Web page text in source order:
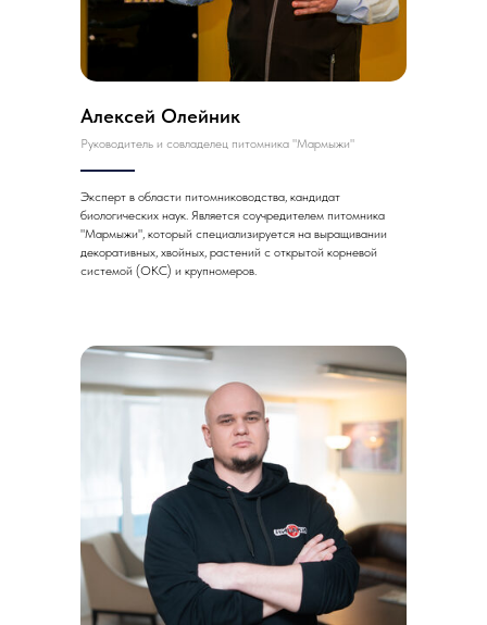
Алексей Олейник
Руководитель и совладелец питомника "Мармыжи"
Эксперт в области питомниководства, кандидат
биологических наук. Является соучредителем питомника
"Мармыжи", который специализируется на выращивании
декоративных, хвойных, растений с открытой корневой
системой (ОКС) и крупномеров.